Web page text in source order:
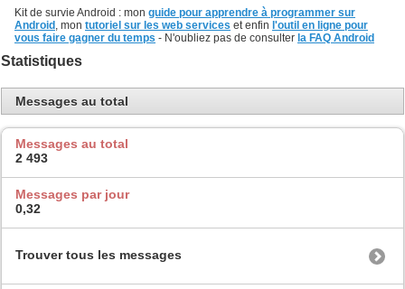
Kit de survie Android : mon guide pour apprendre à programmer sur
Android, mon tutoriel sur les web services et enfin l'outil en ligne pour
vous faire gagner du temps - N'oubliez pas de consulter la FAQ Android
Statistiques
Messages au total
Messages au total
2 493
Messages par jour
0,32
Trouver tous les messages